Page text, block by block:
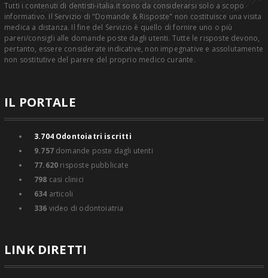
Tutti i contenuti di dentisti-italia.it sono da considerarsi solo a scopo
informativo. Il Servizio di "Domande & Risposte" non costituisce una visita
medica a distanza. Il fine del Servizio è quello di fornire uno o più
pareri/consigli alle domande poste dagli utenti. Tutte le risposte devono,
pertanto, essere considerate indicative, non impegnative e assolutamente
non sostitutive del parere del proprio medico curante.
IL PORTALE
3.704Odontoiatri iscritti
9.757domande poste dagli utenti
77.620 risposte pubblicate
798 casi clinici
634 articoli
336 video di odontoiatria
LINK DIRETTI